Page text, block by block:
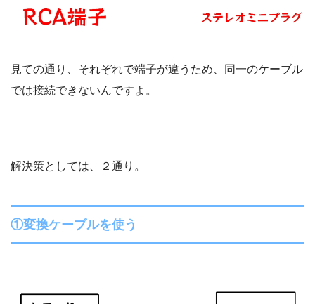
見ての通り、それぞれで端子が違うため、同一のケーブル
では接続できないんですよ。
解決策としては、２通り。
①変換ケーブルを使う